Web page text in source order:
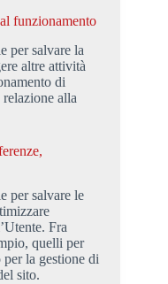
funzionamento
per salvare la
altre attività
di
alla
per salvare le
Fra
quelli per
la gestione di
sito.